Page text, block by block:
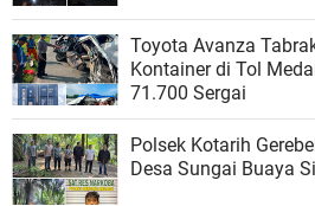
Toyota Avanza
Kontainer di Tol
71.700 Sergai
Polsek Kotarih
Desa Sungai Buaya